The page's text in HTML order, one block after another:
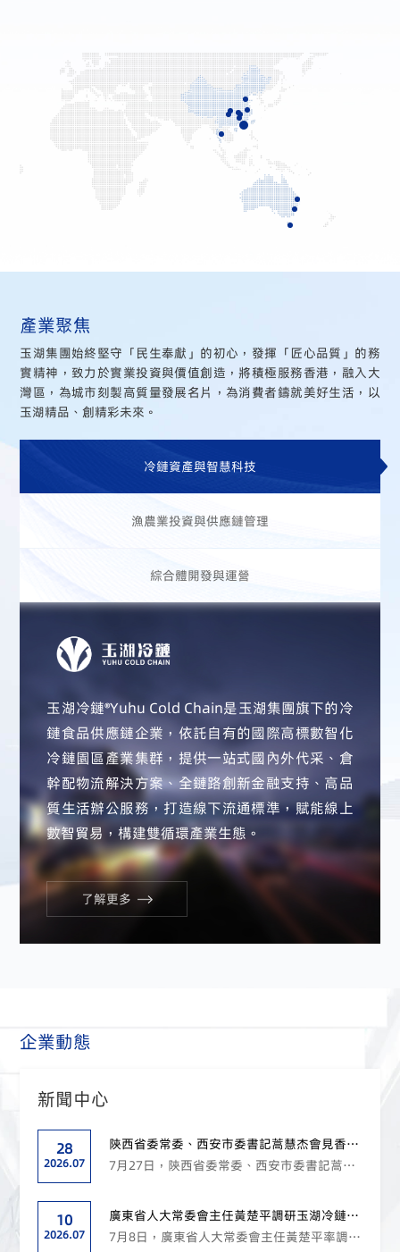
產業聚焦
玉湖集團始終堅守「民生奉獻」的初心，發揮「匠心品質」的務
實精神，致力於實業投資與價值創造，將積極服務香港，融入大
灣區，為城市刻製高質量發展名片，為消費者鑄就美好生活，以
玉湖精品、創精彩未來。
冷鏈資產與智慧科技
漁農業投資與供應鏈管理
綜合體開發與運營
玉湖冷鏈®Yuhu Cold Chain是玉湖集團旗下的冷
鏈食品供應鏈企業，依託自有的國際高標數智化
冷鏈園區產業集群，提供一站式國內外代采、倉
幹配物流解決方案、全鏈路創新金融支持、高品
質生活辦公服務，打造線下流通標準，賦能線上
數智貿易，構建雙循環產業生態。
了解更多
企業動態
新聞中心
28
2026.07
陝西省委常委、西安市委書記蒿慧杰會見香港
玉湖集團董事局主席黃向墨一行
7月27日，陝西省委常委、西安市委書記蒿慧
雙方就推動玉湖冷鏈西安項目落地建設、助力
西北冷鏈產業升級等議題進行深入交流。 蒿慧
10
2026.07
廣東省人大常委會主任黃楚平調研玉湖冷鏈揭
陽園區，點讚「三產融合」發展新實踐
7月8日，廣東省人大常委會主任黃楚平率調研